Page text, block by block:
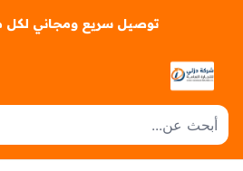
توصيل سريع ومجاني لكل